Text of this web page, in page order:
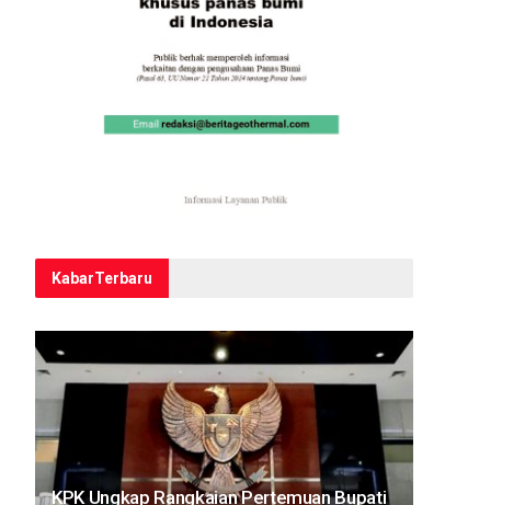
KabarTerbaru
KPK Ungkap Rangkaian Pertemuan Bupati